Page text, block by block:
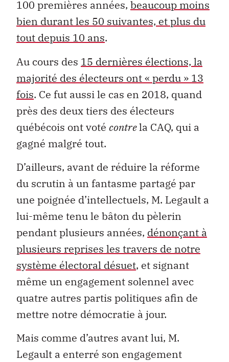
100 premières années, beaucoup moins
bien durant les 50 suivantes, et plus du
tout depuis 10 ans.
Au cours des 15 dernières élections, la
majorité des électeurs ont « perdu » 13
fois. Ce fut aussi le cas en 2018, quand
près des deux tiers des électeurs
québécois ont voté contrela CAQ, qui a
gagné malgré tout.
D’ailleurs, avant de réduire la réforme
du scrutin à un fantasme partagé par
une poignée d’intellectuels, M. Legault a
lui-même tenu le bâton du pèlerin
pendant plusieurs années, dénonçant à
plusieurs reprises les travers de notre
système électoral désuet, et signant
même un engagement solennel avec
quatre autres partis politiques afin de
mettre notre démocratie à jour.
Mais comme d’autres avant lui, M.
Legault a enterré son engagement